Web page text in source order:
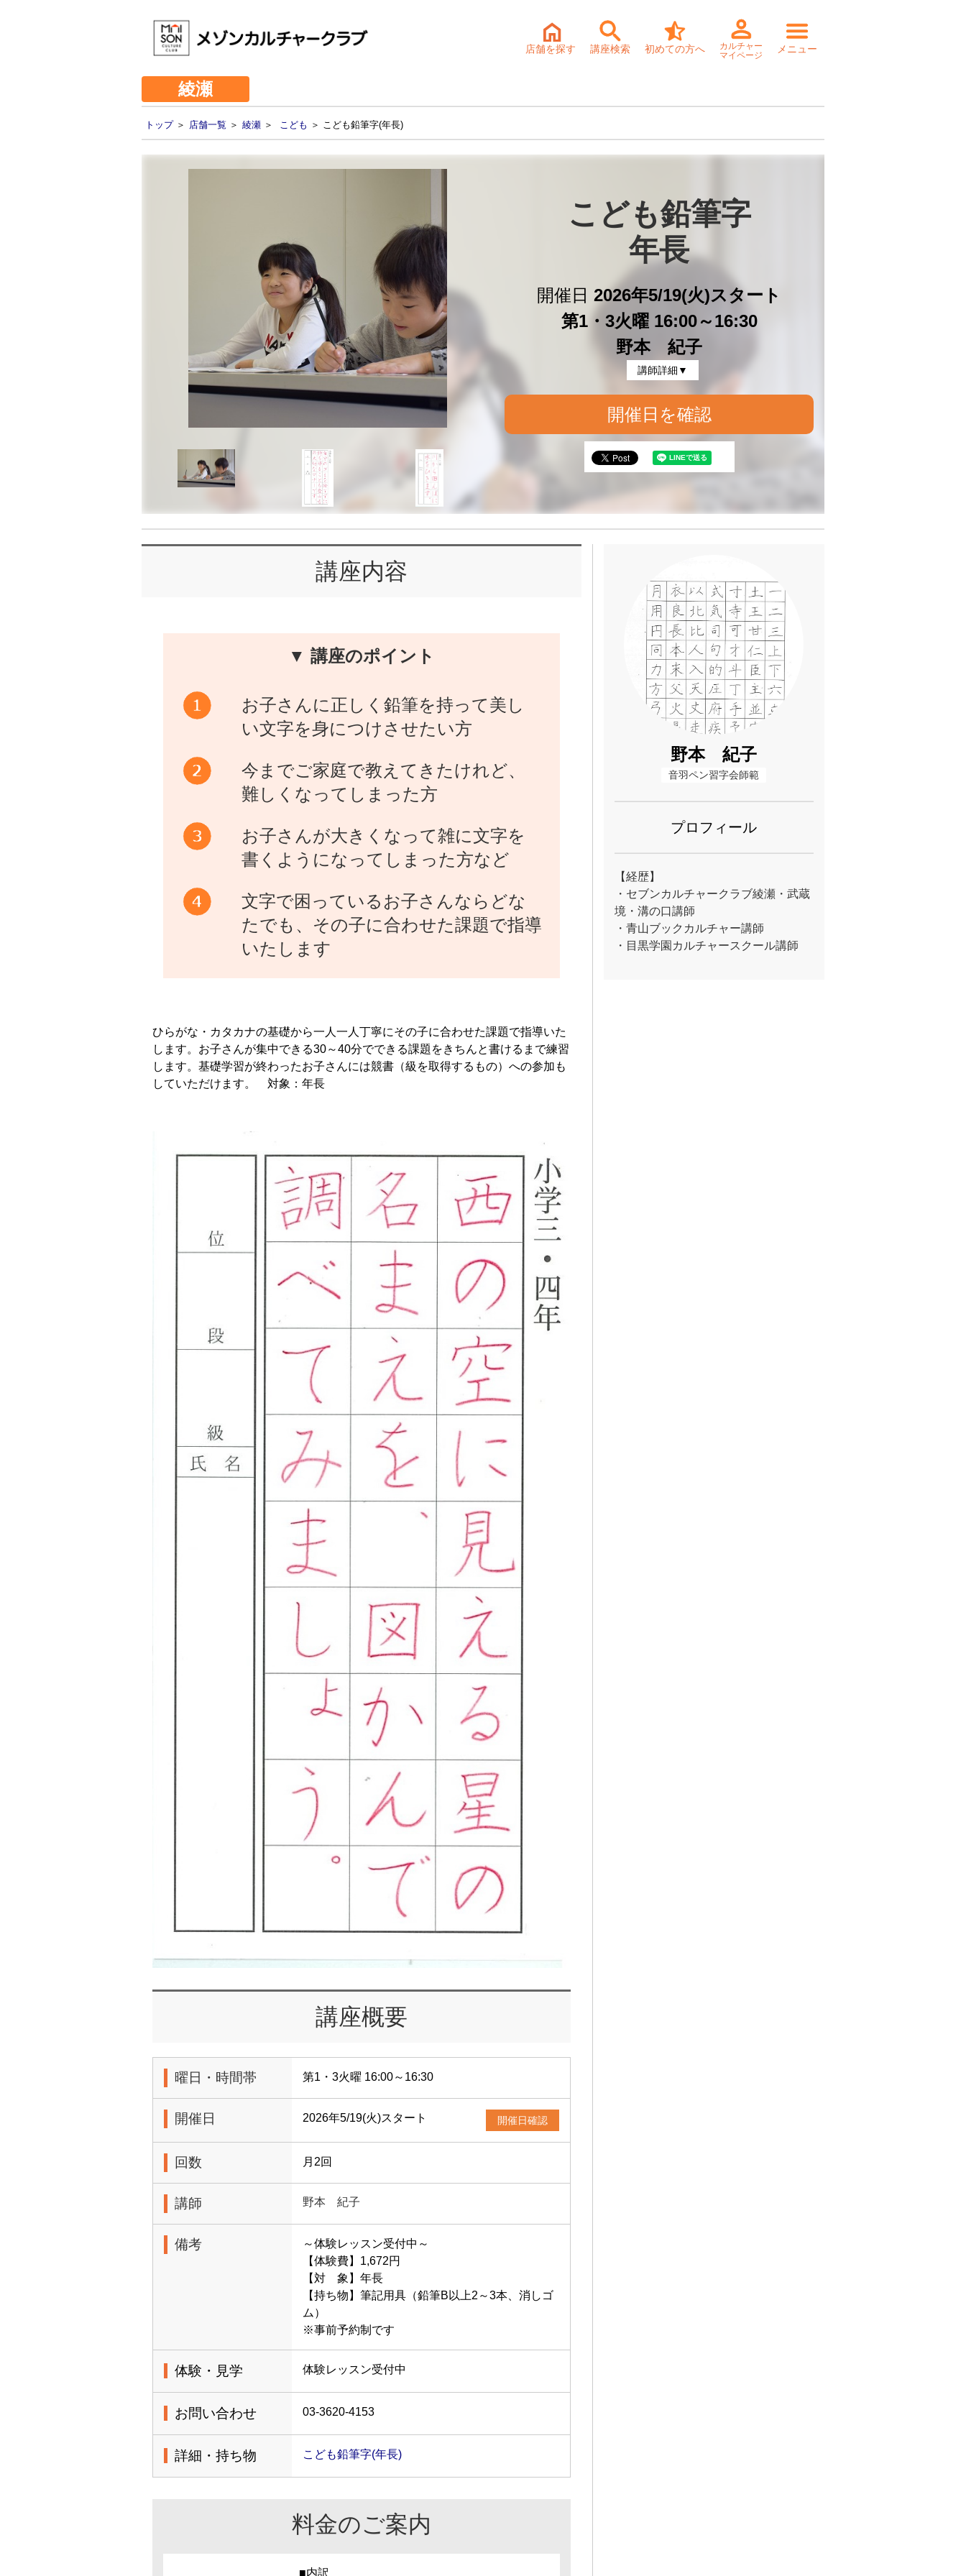
店舗を探す 講座検索 初めての方へ
カルチャー
マイページ
メニュー
綾瀬
トップ＞ 店舗一覧 ＞ 綾瀬 ＞ こども ＞ こども鉛筆字(年長)
こども鉛筆字
年長
開催日 2026年5/19(火)スタート
第1・3火曜 16:00～16:30
野本 紀子
講師詳細▼
開催日を確認
講座内容
▼ 講座のポイント
お子さんに正しく鉛筆を持って美し
い文字を身につけさせたい方
今までご家庭で教えてきたけれど、
難しくなってしまった方
お子さんが大きくなって雑に文字を
書くようになってしまった方など
文字で困っているお子さんならどな
たでも、その子に合わせた課題で指導
いたします
ひらがな・カタカナの基礎から一人一人丁寧にその子に合わせた課題で指導いた
します。お子さんが集中できる30～40分でできる課題をきちんと書けるまで練習
します。基礎学習が終わったお子さんには競書（級を取得するもの）への参加も
していただけます。 対象：年長
講座概要
曜日・時間帯 第1・3火曜 16:00～16:30
開催日 2026年5/19(火)スタート 開催日確認
回数 月2回
講師 野本 紀子
備考
～体験レッスン受付中～
【体験費】1,672円
【対 象】年長
【持ち物】筆記用具（鉛筆B以上2～3本、消しゴ
ム）
※事前予約制です
体験・見学 体験レッスン受付中
お問い合わせ 03-3620-4153
詳細・持ち物 こども鉛筆字(年長)
料金のご案内
■内訳
野本 紀子
音羽ペン習字会師範
プロフィール
【経歴】
・セブンカルチャークラブ綾瀬・武蔵
境・溝の口講師
・青山ブックカルチャー講師
・目黒学園カルチャースクール講師